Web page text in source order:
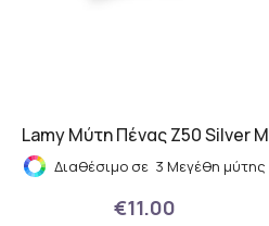
Lamy Μύτη Πένας Z50 Silver M
Διαθέσιμο σε 3 Μεγέθη μύτης
€11.00